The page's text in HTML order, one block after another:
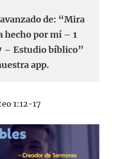
de: “Mira
hecho por mí – 1
– Estudio bíblico”
app.
1:12-17